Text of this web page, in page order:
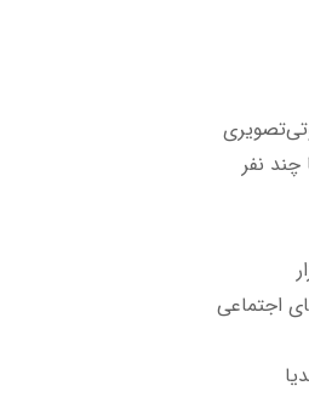
نفر
اجتماعی